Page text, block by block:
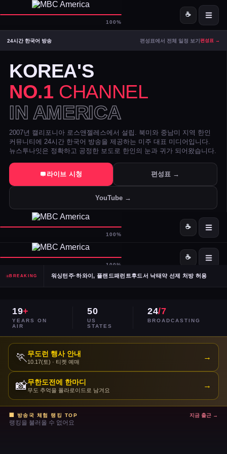
100%
☕
KOREA'S
NO.1 CHANNEL
IN AMERICA
2007년 캘리포니아 로스앤젤레스에서 설립. 북미와 중남미 지역 한인
커뮤니티에 24시간 한국어 방송을 제공하는 미주 대표 미디어입니다.
뉴스투나잇은 정확하고 공정한 보도로 한인의 눈과 귀가 되어왔습니다.
라이브 시청 편성표 →
YouTube →
MBC America
ON AIR — LIVE 08:59
24시간 한국어 방송 편성표에서 전체 일정 보기 편성표 →
BREAKING
트럼프 DOJ 반무기화 기금 — 1·6 폭동 피고인들 감옥에서 배상금으
美 시카고·신시내티 등 10개 도시 시장, 유럽과 민주주의 수호 협약
전직 검사 연방 기소 — 잭 스미스 보고서 개인 이메일로 유출 혐의
SpaceX·OpenAI, IPO 계획 공식 확인… 시장 기대감 고조
Meta, 전체 인력 10% 감원 후 수천 명을 AI 사업부로 재배치
워싱턴주·하와이, 플랜드패런트후드서 낙태약 선제 처방 허용
이란, 호르무즈 해협 '통제 해양 구역' 선언… 긴장 고조
민주당 전국위, 2024년 선거 검토 보고서 '불완전·검증 불가' 판정
주거비 계속 상승 — 임차인·주택 구매자 모두 부담 가중
이스라엘, 레바논 휴전 연장 합의 후에도 공격 지속
19+
YEARS ON
AIR
50
US
STATES
24/7
BROADCASTING
🏃 무도런 행사 안내
10.17(토) · 티켓 예매
→
📸무한도전에 한마디
무도 추억을 폴라로이드로 남겨요
→
🏢 방송국 체험 랭킹 TOP 지금 출근 →
랭킹을 불러올 수 없어요